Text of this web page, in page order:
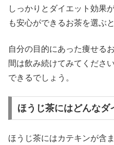
しっかりとダイエット効果
も安心ができるお茶を選ぶ
自分の目的にあった痩せる
間は飲み続けてみてくださ
できるでしょう。
ほうじ茶にはどんなダ
ほうじ茶にはカテキンが含